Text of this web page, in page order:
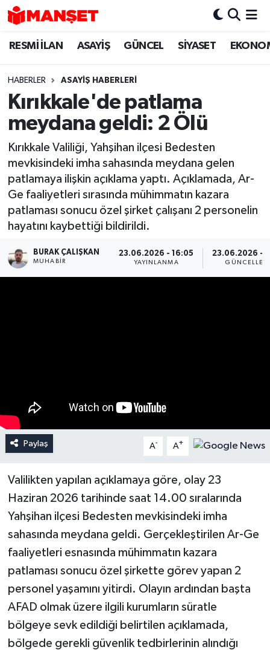
RESMİ İLAN ASAYİŞ GÜNCEL SİYASET
HABERLER ASAYİŞ HABERLERİ
Kırıkkale'de patlama
meydana geldi: 2 Ölü
Kırıkkale Valiliği, Yahşihan ilçesi Bedesten
mevkisindeki imha sahasında meydana gelen
patlamaya ilişkin açıklama yaptı. Açıklamada, Ar-
Ge faaliyetleri sırasında mühimmatın kazara
patlaması sonucu özel şirket çalışanı 2 personelin
hayatını kaybettiği bildirildi.
BURAK ÇALIŞKAN
MUHABIR
23.06.2026 - 16:05
YAYINLANMA
23.06.2026 -
Paylaş A- A+
Valilikten yapılan açıklamaya göre, olay 23
Haziran 2026 tarihinde saat 14.00 sıralarında
Yahşihan ilçesi Bedesten mevkisindeki imha
sahasında meydana geldi. Gerçekleştirilen Ar-Ge
faaliyetleri esnasında mühimmatın kazara
patlaması sonucu özel şirkette görev yapan 2
personel yaşamını yitirdi. Olayın ardından başta
AFAD olmak üzere ilgili kurumların süratle
bölgeye sevk edildiği belirtilen açıklamada,
bölgede gerekli güvenlik tedbirlerinin alındığı
Hava Durumu
Trafik Durumu
Süper Lig Puan Durumu ve Fikstür
Son Dakika Haberleri
Haber Arşivi